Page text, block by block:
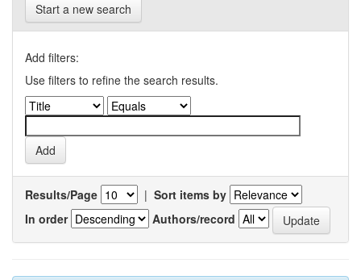
Start a new search
Add filters:
Use filters to refine the search results.
Results/Page | Sort items by
In order
Authors/record